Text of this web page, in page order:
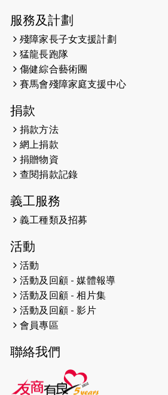
2026-05-14
（19:00開始）
2026-05-07
開始）
2026-04-30
2026-04-25
2026-04-24
2026-04-23
2026-04-19
2026-04-16
猛龍長跑隊恆常練
（19:00開始）
2026-04-12
2026-04-11
2026-04-10 太古家＋賞系列：
服務及計劃
殘障家長子女支援計劃
猛龍長跑隊
傷健綜合藝術團
賽馬會殘障家庭支援中心
捐款
捐款方法
網上捐款
捐贈物資
查閱捐款記錄
義工服務
義工種類及招募
活動
活動
活動及回顧 - 媒體報導
活動及回顧 - 相片集
活動及回顧 - 影片
會員專區
聯絡我們